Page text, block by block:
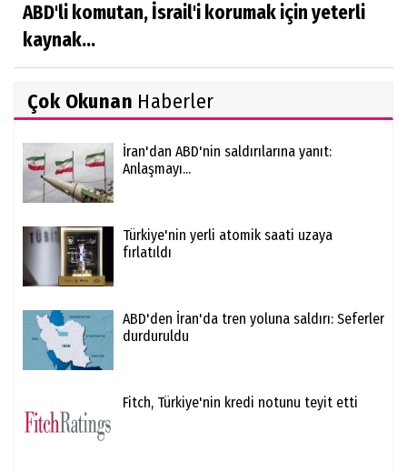
ABD'li komutan, İsrail'i korumak için yeterli
kaynak...
Çok Okunan Haberler
İran'dan ABD'nin saldırılarına yanıt:
Anlaşmayı...
Türkiye'nin yerli atomik saati uzaya
fırlatıldı
ABD'den İran'da tren yoluna saldırı: Seferler
durduruldu
Fitch, Türkiye'nin kredi notunu teyit etti